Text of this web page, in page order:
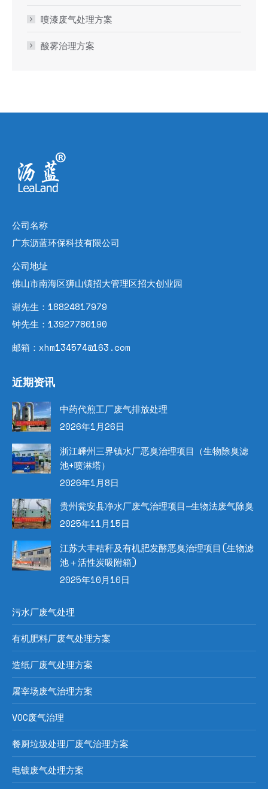
喷漆废气处理方案
酸雾治理方案
公司名称
广东沥蓝环保科技有限公司
公司地址
佛山市南海区狮山镇招大管理区招大创业园
谢先生：18824817979
钟先生：13927780190
邮箱：xhm134574@163.com
近期资讯
中药代煎工厂废气排放处理
2026年1月26日
浙江嵊州三界镇水厂恶臭治理项目（生物除臭滤
池+喷淋塔）
2026年1月8日
贵州瓮安县净水厂废气治理项目—生物法废气除臭
2025年11月15日
江苏大丰秸秆及有机肥发酵恶臭治理项目(生物滤
池＋活性炭吸附箱)
2025年10月10日
污水厂废气处理
有机肥料厂废气处理方案
造纸厂废气处理方案
屠宰场废气治理方案
VOC废气治理
餐厨垃圾处理厂废气治理方案
电镀废气处理方案